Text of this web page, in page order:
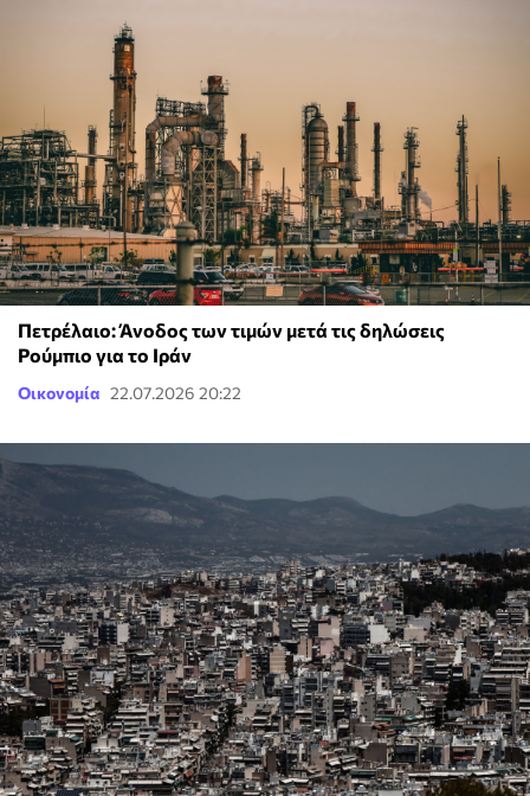
Πετρέλαιο: Άνοδος των τιμών μετά τις δηλώσεις
Ρούμπιο για το Ιράν
Οικονομία 22.07.2026 20:22